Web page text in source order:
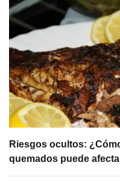
Riesgos ocultos:
quemados puede